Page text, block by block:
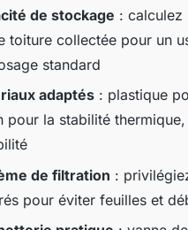
de stockage : calculez
toiture collectée pour un
standard
adaptés : plastique
pour la stabilité
de filtration :
pour éviter feuilles et